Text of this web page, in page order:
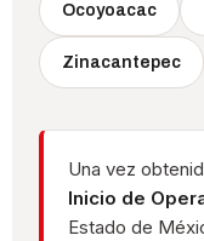
Ocoyoacac
Zinacantepec
Una vez
Inicio de
Estado de